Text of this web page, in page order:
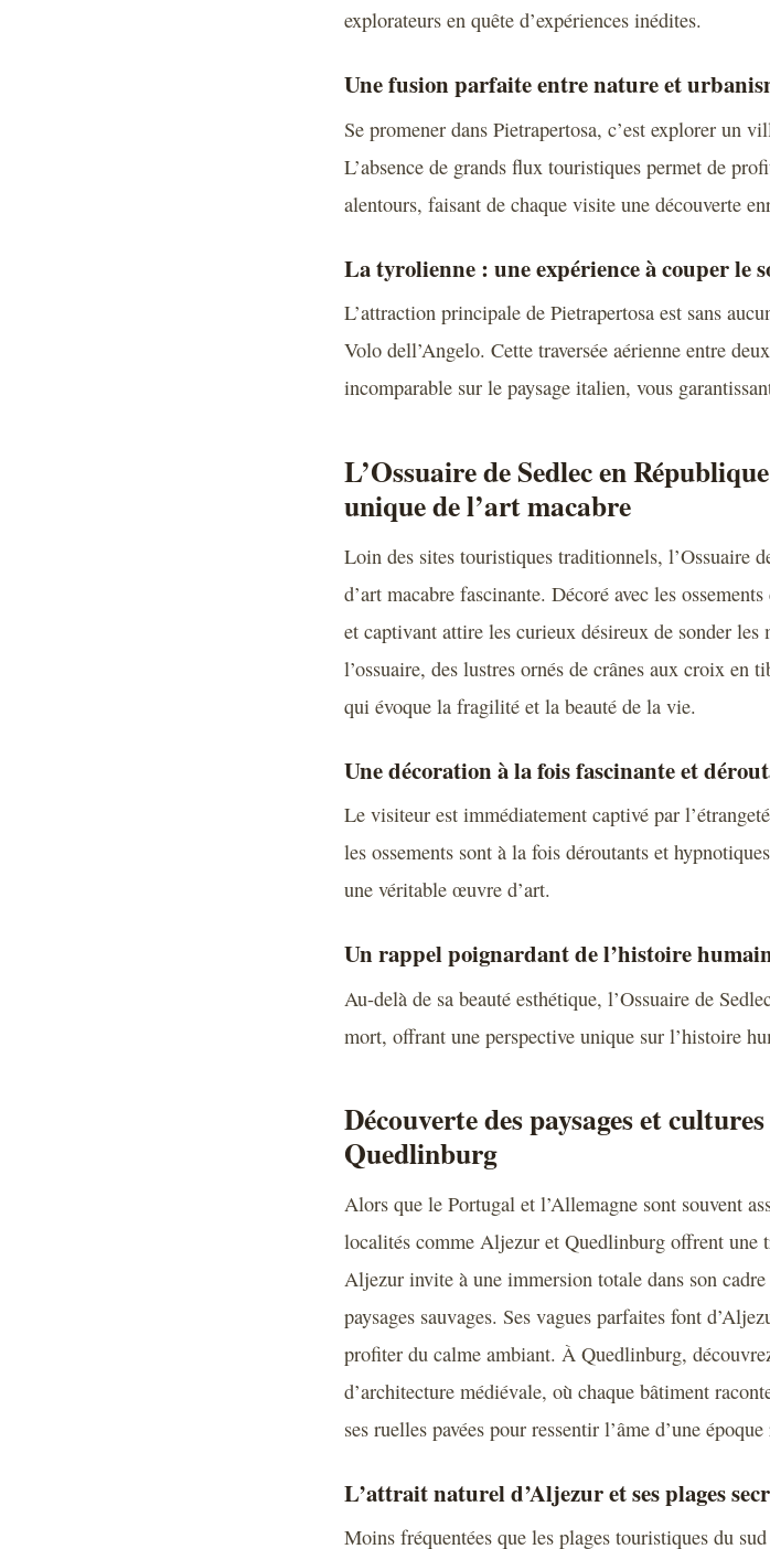
explorateurs en quête d’expériences inédites.
Une fusion parfaite entre nature et
Se promener dans Pietrapertosa, c’est explorer un
L’absence de grands flux touristiques permet de
alentours, faisant de chaque visite une découverte
La tyrolienne : une expérience à couper le
L’attraction principale de Pietrapertosa est sans
Volo dell’Angelo. Cette traversée aérienne entre
incomparable sur le paysage italien, vous
L’Ossuaire de Sedlec en
unique de l’art macabre
Loin des sites touristiques traditionnels, l’Ossuaire
d’art macabre fascinante. Décoré avec les
et captivant attire les curieux désireux de sonder les
l’ossuaire, des lustres ornés de crânes aux croix en
qui évoque la fragilité et la beauté de la vie.
Une décoration à la fois fascinante et
Le visiteur est immédiatement captivé par
les ossements sont à la fois déroutants et
une véritable œuvre d’art.
Un rappel poignardant de l’histoire
Au-delà de sa beauté esthétique, l’Ossuaire de
mort, offrant une perspective unique sur l’histoire
Découverte des paysages et
Quedlinburg
Alors que le Portugal et l’Allemagne sont souvent
localités comme Aljezur et Quedlinburg offrent une
Aljezur invite à une immersion totale dans son cadre
paysages sauvages. Ses vagues parfaites font
profiter du calme ambiant. À Quedlinburg,
d’architecture médiévale, où chaque bâtiment
ses ruelles pavées pour ressentir l’âme d’une
L’attrait naturel d’Aljezur et ses plages
Moins fréquentées que les plages touristiques du